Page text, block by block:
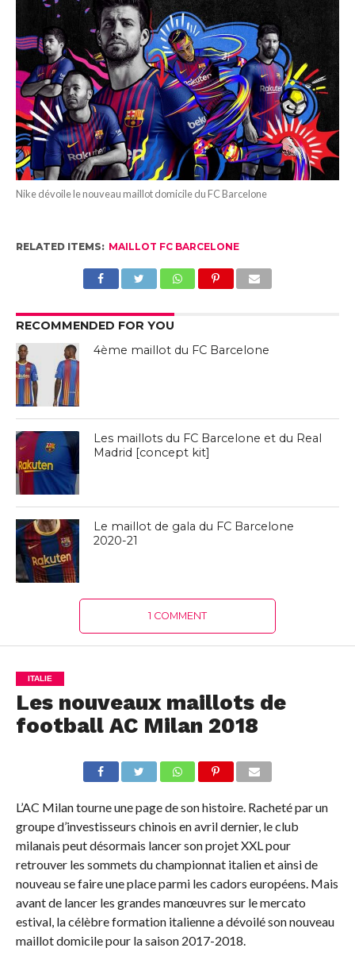
Nike dévoile le nouveau maillot domicile du FC Barcelone
RELATED ITEMS: MAILLOT FC BARCELONE
RECOMMENDED FOR YOU
4ème maillot du FC Barcelone
Les maillots du FC Barcelone et du Real
Madrid [concept kit]
Le maillot de gala du FC Barcelone
2020-21
1 COMMENT
ITALIE
Les nouveaux maillots de
football AC Milan 2018
L’AC Milan tourne une page de son histoire. Racheté par un
groupe d’investisseurs chinois en avril dernier, le club
milanais peut désormais lancer son projet XXL pour
retrouver les sommets du championnat italien et ainsi de
nouveau se faire une place parmi les cadors européens. Mais
avant de lancer les grandes manœuvres sur le mercato
estival, la célèbre formation italienne a dévoilé son nouveau
maillot domicile pour la saison 2017-2018.